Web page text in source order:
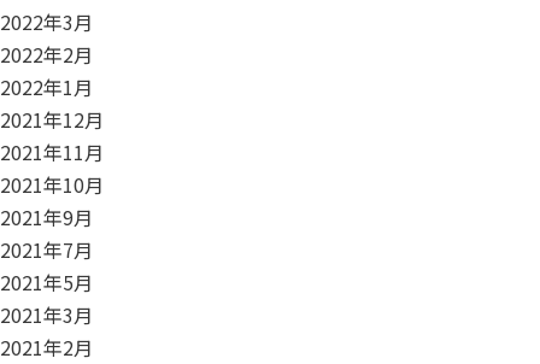
2022年3月
2022年2月
2022年1月
2021年12月
2021年11月
2021年10月
2021年9月
2021年7月
2021年5月
2021年3月
2021年2月